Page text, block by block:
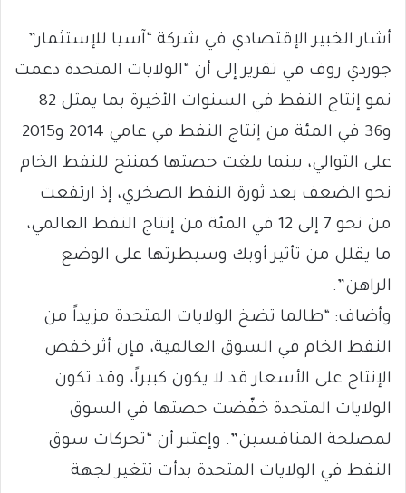
أشار الخبير الإقتصادي في شركة “آسيا للإستثمار”
جوردي روف في تقرير إلى أن “الولايات المتحدة دعمت
نمو إنتاج النفط في السنوات الأخيرة بما يمثل 82
و36 في المئة من إنتاج النفط في عامي 2014 و2015
على التوالي، بينما بلغت حصتها كمنتج للنفط الخام
نحو الضعف بعد ثورة النفط الصخري، إذ ارتفعت
من نحو 7 إلى 12 في المئة من إنتاج النفط العالمي،
ما يقلل من تأثير أوبك وسيطرتها على الوضع
الراهن”.
وأضاف: “طالما تضخ الولايات المتحدة مزيداً من
النفط الخام في السوق العالمية، فإن أثر خفض
الإنتاج على الأسعار قد لا يكون كبيراً، وقد تكون
الولايات المتحدة خفّضت حصتها في السوق
لمصلحة المنافسين”. وإعتبر أن “تحركات سوق
النفط في الولايات المتحدة بدأت تتغير لجهة